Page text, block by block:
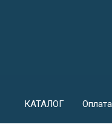
КАТАЛОГ Оплата